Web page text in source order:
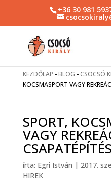
+36 30 981
KEZDŐLAP -BLOG - CSOCSÓ
KOCSMASPORT VAGY
SPORT,
VAGY
CSAPATÉPÍTÉS
írta: Egri István | 2017.
HIREK